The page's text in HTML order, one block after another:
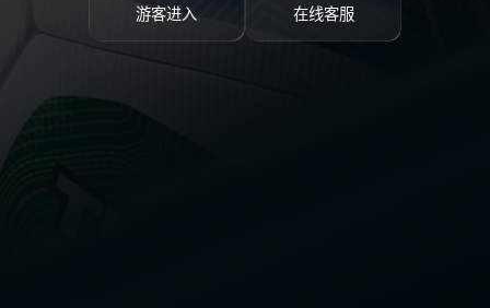
游客进入 在线客服